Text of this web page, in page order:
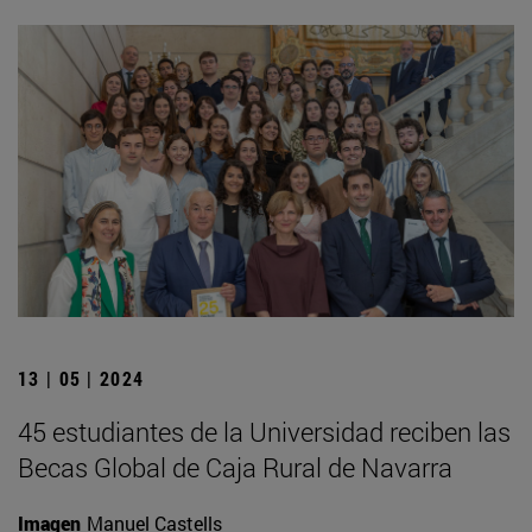
13 | 05 | 2024
45 estudiantes de la Universidad reciben las
Becas Global de Caja Rural de Navarra
Imagen Manuel Castells